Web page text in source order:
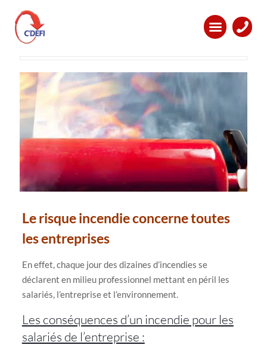
Comment prendre en compte le
Risque Incendie en entreprise ?
Le risque incendie concerne toutes
les entreprises
En effet, chaque jour des dizaines d’incendies se
déclarent en milieu professionnel mettant en péril les
salariés, l’entreprise et l’environnement.
Les conséquences d’un incendie pour les
salariés de l’entreprise :